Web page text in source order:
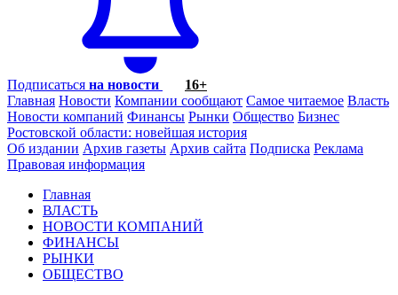
Подписаться на новости
16+
Главная Новости Компании сообщают Самое читаемое Власть
Новости компаний Финансы Рынки Общество Бизнес
Ростовской области: новейшая история
Об издании Архив газеты Архив сайта Подписка Реклама
Правовая информация
Главная
ВЛАСТЬ
НОВОСТИ КОМПАНИЙ
ФИНАНСЫ
РЫНКИ
ОБЩЕСТВО